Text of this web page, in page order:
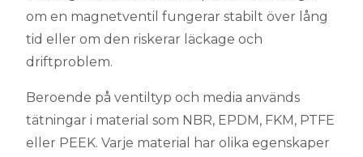
om en magnetventil fungerar stabilt över lång
tid eller om den riskerar läckage och
driftproblem.
Beroende på ventiltyp och media används
tätningar i material som NBR, EPDM, FKM, PTFE
eller PEEK. Varje material har olika egenskaper